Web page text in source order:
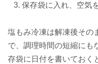
保存袋に入れ、空気
塩もみ冷凍は解凍後その
で、調理時間の短縮にも
存袋に日付を書いておく